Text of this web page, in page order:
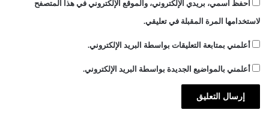
احفظ اسمي، بريدي الإلكتروني، والموقع الإلكتروني في هذا المتصفح
لاستخدامها المرة المقبلة في تعليقي.
أعلمني بمتابعة التعليقات بواسطة البريد الإلكتروني.
أعلمني بالمواضيع الجديدة بواسطة البريد الإلكتروني.